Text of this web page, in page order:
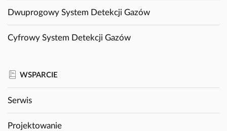
Dwuprogowy System Detekcji Gazów
Cyfrowy System Detekcji Gazów
WSPARCIE
Serwis
Projektowanie